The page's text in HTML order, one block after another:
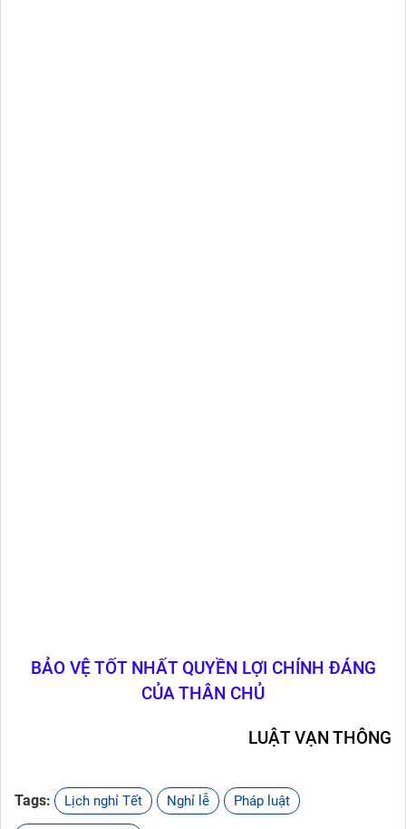
BẢO VỆ TỐT NHẤT QUYỀN LỢI CHÍNH ĐÁNG
CỦA THÂN CHỦ
LUẬT VẠN THÔNG
Tags: Lịch nghỉ Tết Nghỉ lễ Pháp luật